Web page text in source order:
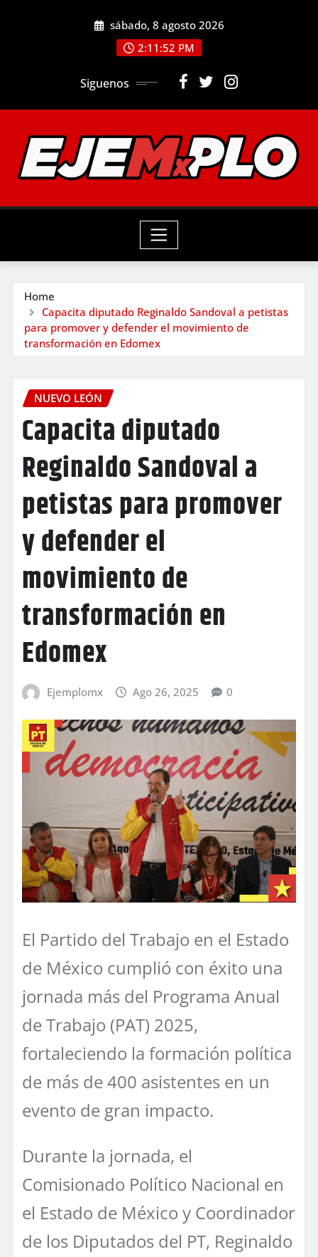
sábado, 8 agosto 2026
2:11:54 PM
Siguenos
Home
Capacita diputado Reginaldo Sandoval a petistas
para promover y defender el movimiento de
transformación en Edomex
NUEVO LEÓN
Capacita diputado
Reginaldo Sandoval a
petistas para promover
y defender el
movimiento de
transformación en
Edomex
Ejemplomx Ago 26, 2025 0
El Partido del Trabajo en el Estado
de México cumplió con éxito una
jornada más del Programa Anual
de Trabajo (PAT) 2025,
fortaleciendo la formación política
de más de 400 asistentes en un
evento de gran impacto.
Durante la jornada, el
Comisionado Político Nacional en
el Estado de México y Coordinador
de los Diputados del PT, Reginaldo